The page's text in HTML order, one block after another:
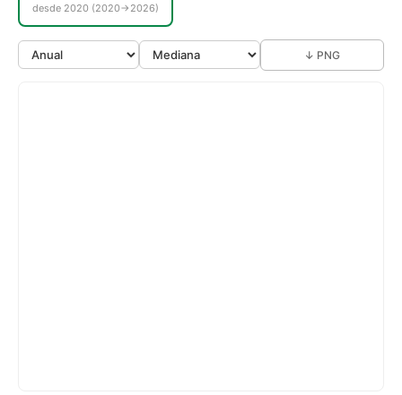
desde 2020 (2020→2026)
↓ PNG